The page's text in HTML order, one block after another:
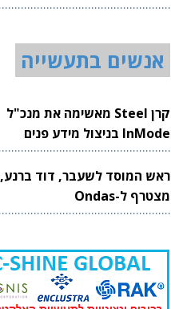
2026
אנשים בתעשייה
קרן Steel מאשימה את מנכ"ל
InMode בניצול מידע פנים
ראש המוסד לשעבר, דוד ברנע,
מצטרף ל-Ondas